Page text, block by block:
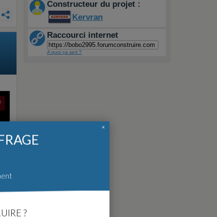
Constructeur du projet :
Kervran
Raccourci internet
A quoi ça sert ?
?
×